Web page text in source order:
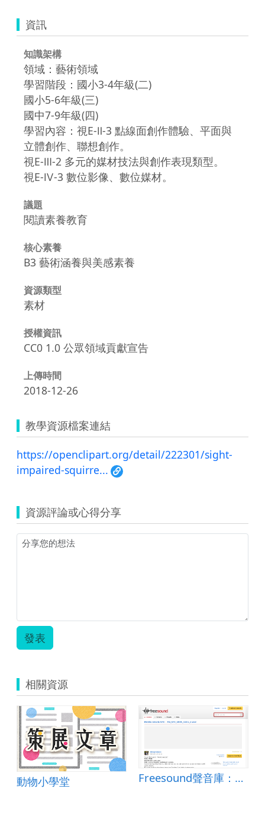
資訊
知識架構
領域：藝術領域
學習階段：國小3-4年級(二)
國小5-6年級(三)
國中7-9年級(四)
學習內容：視E-Ⅱ-3 點線面創作體驗、平面與
立體創作、聯想創作。
視E-Ⅲ-2 多元的媒材技法與創作表現類型。
視E-Ⅳ-3 數位影像、數位媒材。
議題
閱讀素養教育
核心素養
B3 藝術涵養與美感素養
資源類型
素材
授權資訊
CC0 1.0 公眾領域貢獻宣告
上傳時間
2018-12-26
教學資源檔案連結
https://openclipart.org/detail/222301/sight-
impaired-squirre...
資源評論或心得分享
發表
相關資源
動物小學堂 Freesound聲音庫：MA_SFX_SNES_Coins_2.wav